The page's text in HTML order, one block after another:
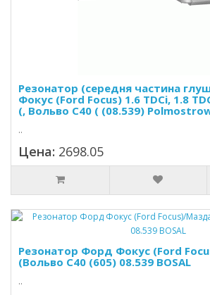
Резонатор (середня частина
Фокус (Ford Focus) 1.6 TDCi, 1.8
(, Вольво С40 ( (08.539)
..
Цена: 2698.05
Резонатор Форд Фокус (Ford
(Вольво С40 (605) 08.539 BOSAL
..